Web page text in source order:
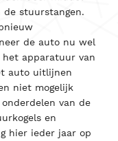
de stuurstangen.
de auto nu wel
apparatuur van
auto uitlijnen
niet mogelijk
van de
en
hier ieder jaar op